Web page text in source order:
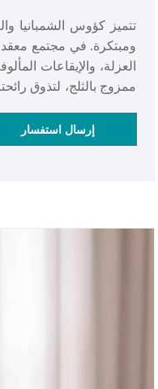
تتميز كؤوس الشمبانيا
ومبتكرة. في مجتمع
العزلة، والإيقاعات
ممزوج بالثلج، لتذوق
إرسال استفسار